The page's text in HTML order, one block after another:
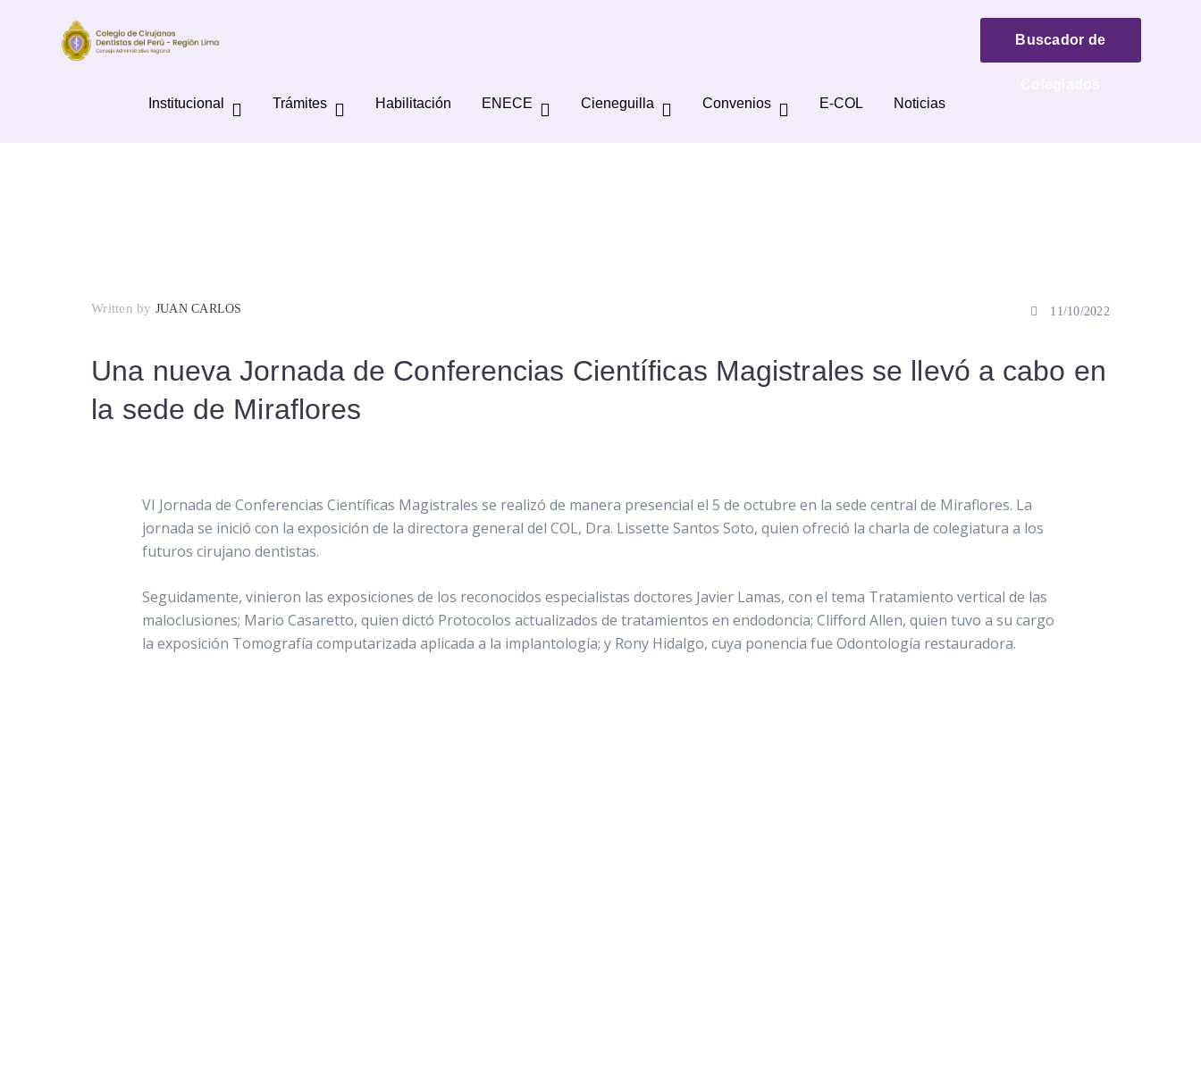
Buscador de
Institucional
Trámites Habilitación ENECE Cieneguilla Convenios E-COL Noticias
Written by JUAN CARLOS 11/10/2022
Una nueva Jornada de Conferencias Científicas Magistrales se llevó a cabo en
la sede de Miraflores
VI Jornada de Conferencias Científicas Magistrales se realizó de manera presencial el 5 de octubre en la sede central de Miraflores. La
jornada se inició con la exposición de la directora general del COL, Dra. Lissette Santos Soto, quien ofreció la charla de colegiatura a los
futuros cirujano dentistas.
Seguidamente, vinieron las exposiciones de los reconocidos especialistas doctores Javier Lamas, con el tema Tratamiento vertical de las
maloclusiones; Mario Casaretto, quien dictó Protocolos actualizados de tratamientos en endodoncia; Clifford Allen, quien tuvo a su cargo
la exposición Tomografía computarizada aplicada a la implantología; y Rony Hidalgo, cuya ponencia fue Odontología restauradora.